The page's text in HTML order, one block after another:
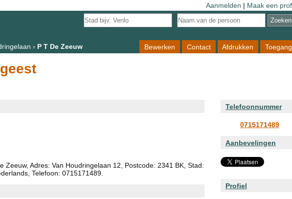
Aanmelden | Maak een
› P T De Zeeuw Bewerken Contact Afdrukken Toegang
Zeeuw, Adres: Van Houdringelaan 12, Postcode: 2341 BK, Stad:
Telefoon: 0715171489.
Telefoonnummer
0715171489
Aanbevelingen
Profiel